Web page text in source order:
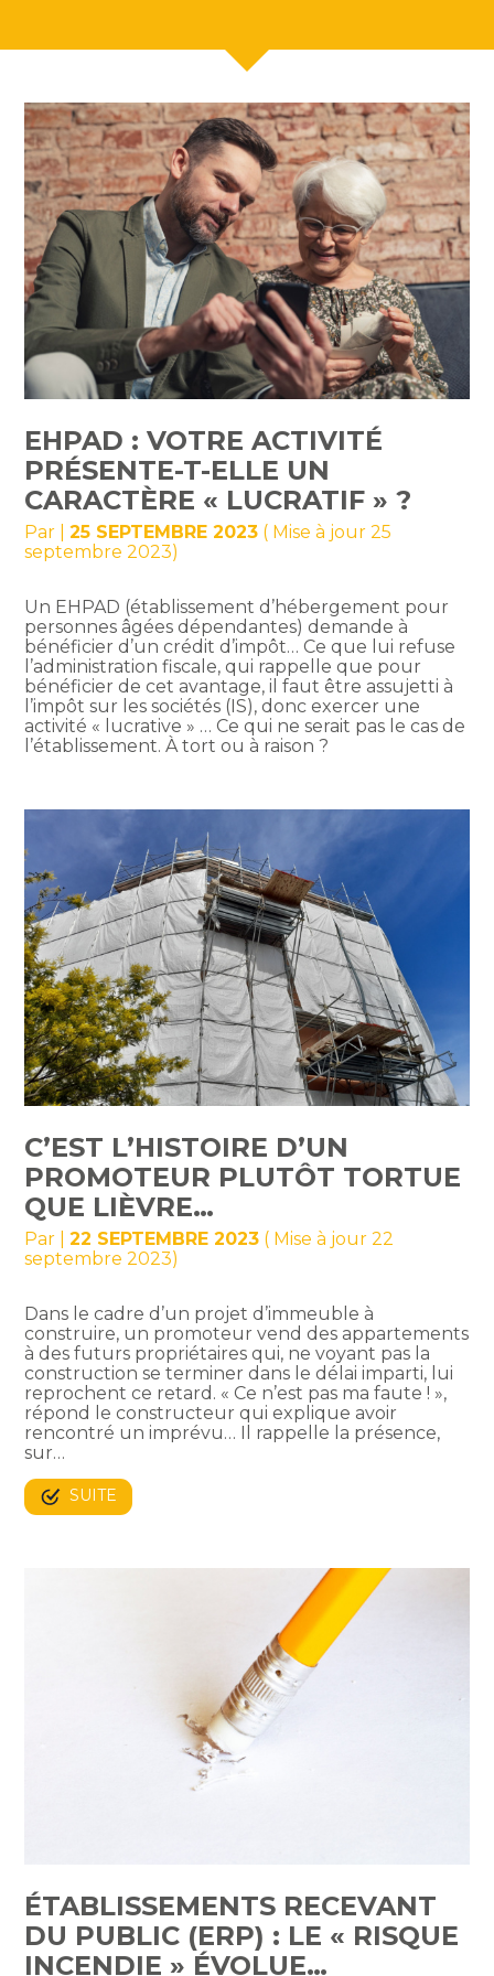
EHPAD : VOTRE ACTIVITÉ
PRÉSENTE-T-ELLE UN
CARACTÈRE « LUCRATIF » ?
Par |25 SEPTEMBRE 2023 ( Mise à jour 25
septembre 2023)
Un EHPAD (établissement d’hébergement pour
personnes âgées dépendantes) demande à
bénéficier d’un crédit d’impôt… Ce que lui refuse
l’administration fiscale, qui rappelle que pour
bénéficier de cet avantage, il faut être assujetti à
l’impôt sur les sociétés (IS), donc exercer une
activité « lucrative » … Ce qui ne serait pas le cas de
l’établissement. À tort ou à raison ?
C’EST L’HISTOIRE D’UN
PROMOTEUR PLUTÔT TORTUE
QUE LIÈVRE…
Par |22 SEPTEMBRE 2023 ( Mise à jour 22
septembre 2023)
Dans le cadre d’un projet d’immeuble à
construire, un promoteur vend des appartements
à des futurs propriétaires qui, ne voyant pas la
construction se terminer dans le délai imparti, lui
reprochent ce retard. « Ce n’est pas ma faute ! »,
répond le constructeur qui explique avoir
rencontré un imprévu… Il rappelle la présence,
sur…
SUITE
ÉTABLISSEMENTS RECEVANT
DU PUBLIC (ERP) : LE « RISQUE
INCENDIE » ÉVOLUE…